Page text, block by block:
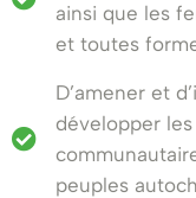
ainsi que les
et toutes
D’amener et
développer
peuples